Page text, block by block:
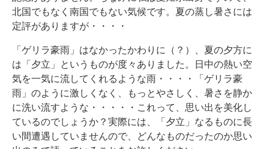
北国でもなく南国でもない気候です。夏の蒸し暑さには
定評がありますが・・・・
「ゲリラ豪雨」はなかったかわりに（？）、夏の夕方に
は「夕立」というものが度々ありました。日中の熱い空
気を一気に流してくれるような雨・・・・「ゲリラ豪
雨」のように激しくなく、もっとやさしく、暑さを静か
に洗い流すような・・・・・これって、思い出を美化し
ているのでしょうか？実際には、「夕立」なるものに長
い間遭遇していませんので、どんなものだったのか思い